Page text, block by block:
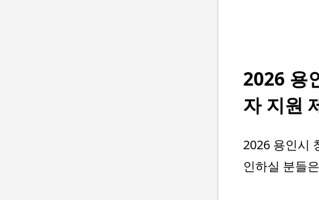
2026 용
자 지원
2026 용인시
인하실 분들